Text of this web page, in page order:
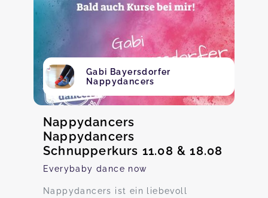
Gabi Bayersdorfer
Nappydancers
Nappydancers
Nappydancers
Schnupperkurs 11.08 & 18.08
Everybaby dance now
Nappydancers ist ein liebevoll